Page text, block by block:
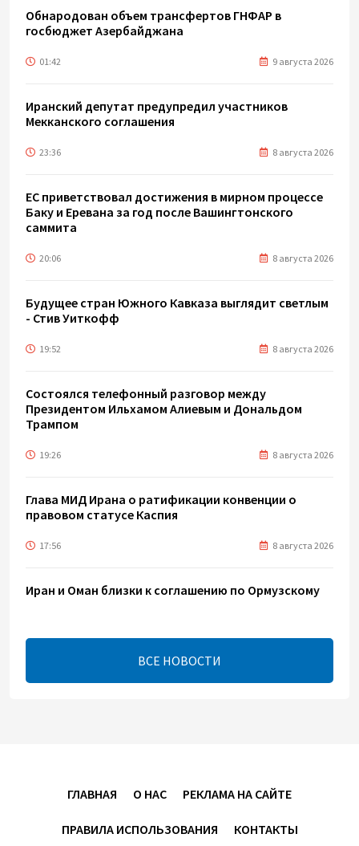
Обнародован объем трансфертов ГНФАР в
госбюджет Азербайджана
01:42 9 августа 2026
Иранский депутат предупредил участников
Мекканского соглашения
23:36 8 августа 2026
ЕС приветствовал достижения в мирном процессе
Баку и Еревана за год после Вашингтонского
саммита
20:06 8 августа 2026
Будущее стран Южного Кавказа выглядит светлым
- Стив Уиткофф
19:52 8 августа 2026
Состоялся телефонный разговор между
Президентом Ильхамом Алиевым и Дональдом
Трампом
19:26 8 августа 2026
Глава МИД Ирана о ратификации конвенции о
правовом статусе Каспия
17:56 8 августа 2026
Иран и Оман близки к соглашению по Ормузскому
17:46 8 августа 2026
Телефонный разговор лидеров - показатель
Хикмет Гаджиев поделился публикацией в связи с
годовщиной Вашингтонского саммита (ВИДЕО)
8 августа 2026
ВСЕ НОВОСТИ
ГЛАВНАЯ О НАС РЕКЛАМА НА САЙТЕ
ПРАВИЛА ИСПОЛЬЗОВАНИЯ КОНТАКТЫ